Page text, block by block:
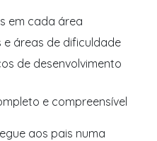
em cada área
áreas de dificuldade
de desenvolvimento
e compreensível
aos pais numa